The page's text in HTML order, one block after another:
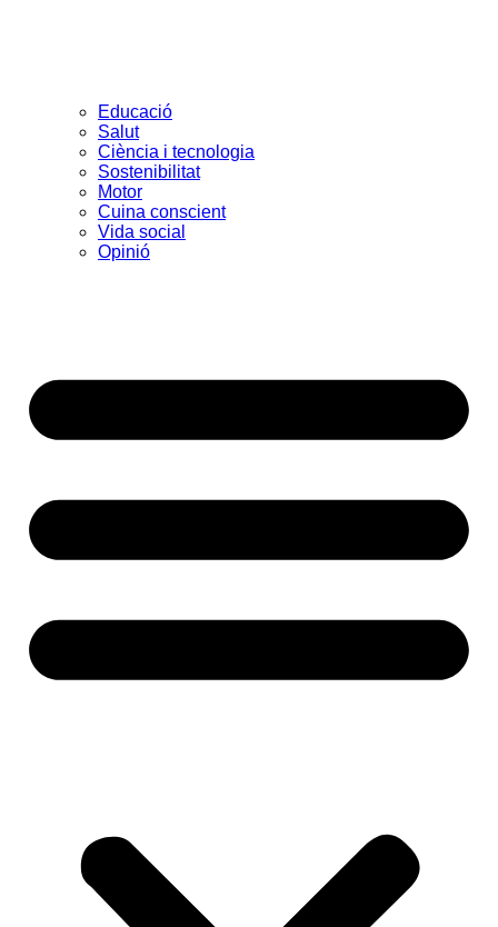
Educació
Salut
Ciència i tecnologia
Sostenibilitat
Motor
Cuina conscient
Vida social
Opinió